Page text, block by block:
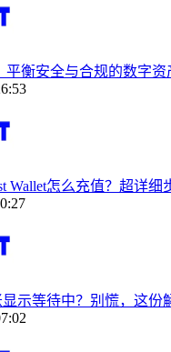
平衡安全与合规的数字资
Wallet怎么充值？超详细
显示等待中？别慌，这份